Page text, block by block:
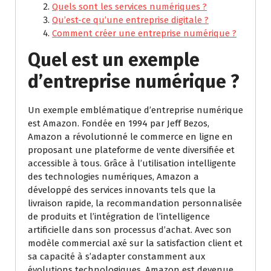
Quels sont les services numériques ?
Qu’est-ce qu’une entreprise digitale ?
Comment créer une entreprise numérique ?
Quel est un exemple
d’entreprise numérique ?
Un exemple emblématique d’entreprise numérique
est Amazon. Fondée en 1994 par Jeff Bezos,
Amazon a révolutionné le commerce en ligne en
proposant une plateforme de vente diversifiée et
accessible à tous. Grâce à l’utilisation intelligente
des technologies numériques, Amazon a
développé des services innovants tels que la
livraison rapide, la recommandation personnalisée
de produits et l’intégration de l’intelligence
artificielle dans son processus d’achat. Avec son
modèle commercial axé sur la satisfaction client et
sa capacité à s’adapter constamment aux